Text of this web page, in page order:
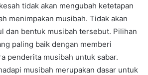
tidak akan mengubah ketetapan
menimpakan musibah. Tidak akan
dan bentuk musibah tersebut. Pilihan
paling baik dengan memberi
penderita musibah untuk sabar.
musibah merupakan dasar untuk